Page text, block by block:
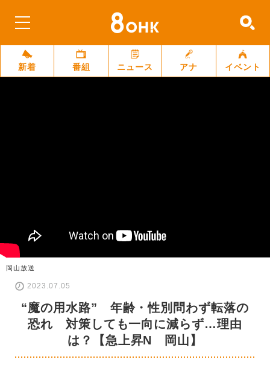
新着 番組 ニュース アナ イベント
岡山放送
2023.07.05
“魔の用水路” 年齢・性別問わず転落の
恐れ 対策しても一向に減らず…理由
は？【急上昇N 岡山】